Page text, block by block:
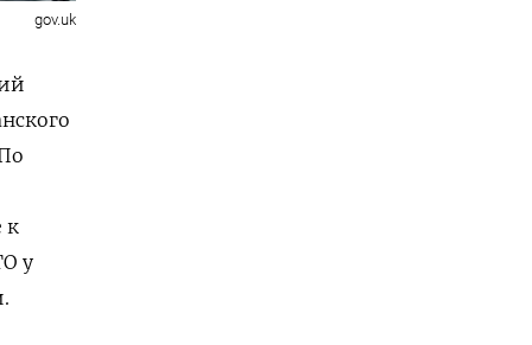
gov.uk
к
у